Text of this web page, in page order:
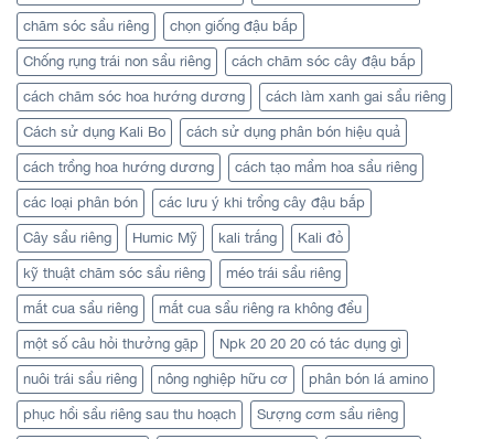
chăm sóc sầu riêng chọn giống đậu bắp
Chống rụng trái non sầu riêng cách chăm sóc cây đậu bắp
cách chăm sóc hoa hướng dương cách làm xanh gai sầu riêng
Cách sử dụng Kali Bo cách sử dụng phân bón hiệu quả
cách trồng hoa hướng dương cách tạo mầm hoa sầu riêng
các loại phân bón các lưu ý khi trồng cây đậu bắp
Cây sầu riêng Humic Mỹ kali trắng Kali đỏ
kỹ thuật chăm sóc sầu riêng méo trái sầu riêng
mắt cua sầu riêng mắt cua sầu riêng ra không đều
một số câu hỏi thưởng gặp Npk 20 20 20 có tác dụng gì
nuôi trái sầu riêng nông nghiệp hữu cơ phân bón lá amino
phục hồi sầu riêng sau thu hoạch Sượng cơm sầu riêng